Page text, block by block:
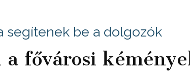
segítenek be a dolgozók
fővárosi